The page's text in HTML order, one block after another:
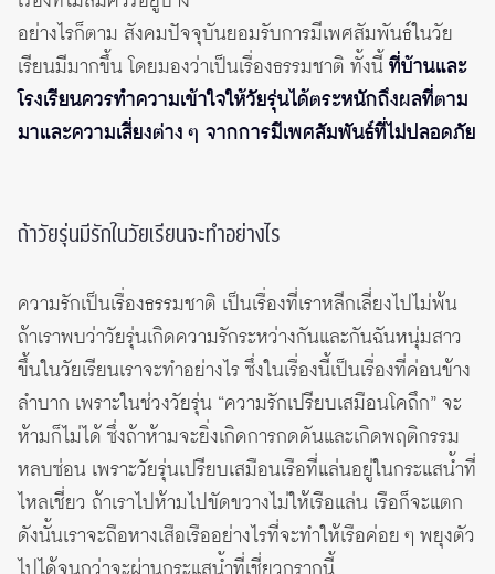
อย่างไรก็ตาม สังคมปัจจุบันยอมรับการมีเพศสัมพันธ์ในวัย
เรียนมีมากขึ้น โดยมองว่าเป็นเรื่องธรรมชาติ ทั้งนี้ที่บ้านและ
โรงเรียนควรทำความเข้าใจให้วัยรุ่นได้ตระหนักถึงผลที่ตาม
มาและความเสี่ยงต่าง ๆ จากการมีเพศสัมพันธ์ที่ไม่ปลอดภัย
ถ้าวัยรุ่นมีรักในวัยเรียนจะทำอย่างไร
ความรักเป็นเรื่องธรรมชาติ เป็นเรื่องที่เราหลีกเลี่ยงไปไม่พ้น
ถ้าเราพบว่าวัยรุ่นเกิดความรักระหว่างกันและกันฉันหนุ่มสาว
ขึ้นในวัยเรียนเราจะทำอย่างไร ซึ่งในเรื่องนี้เป็นเรื่องที่ค่อนข้าง
ลำบาก เพราะในช่วงวัยรุ่น “ความรักเปรียบเสมือนโคถึก” จะ
ห้ามก็ไม่ได้ ซึ่งถ้าห้ามจะยิ่งเกิดการกดดันและเกิดพฤติกรรม
หลบซ่อน เพราะวัยรุ่นเปรียบเสมือนเรือที่แล่นอยู่ในกระแสน้ำที่
ไหลเชี่ยว ถ้าเราไปห้ามไปขัดขวางไม่ให้เรือแล่น เรือก็จะแตก
ดังนั้นเราจะถือหางเสือเรืออย่างไรที่จะทำให้เรือค่อย ๆ พยุงตัว